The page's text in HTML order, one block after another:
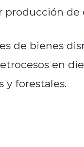
producción de
de bienes
en
y forestales.